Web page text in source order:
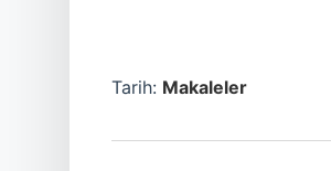
Tarih: Makaleler